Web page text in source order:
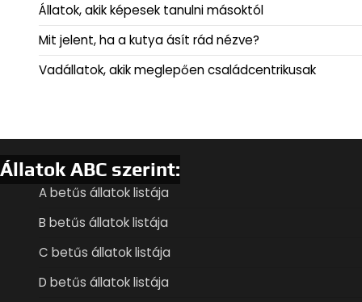
Állatok, akik képesek tanulni másoktól
Mit jelent, ha a kutya ásít rád nézve?
Vadállatok, akik meglepően családcentrikusak
Állatok ABC szerint:
A betűs állatok listája
B betűs állatok listája
C betűs állatok listája
D betűs állatok listája